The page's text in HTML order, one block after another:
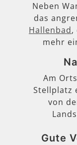
Neben
das
Hallenbad,
mehr
Am
Stellplatz
von
Gute